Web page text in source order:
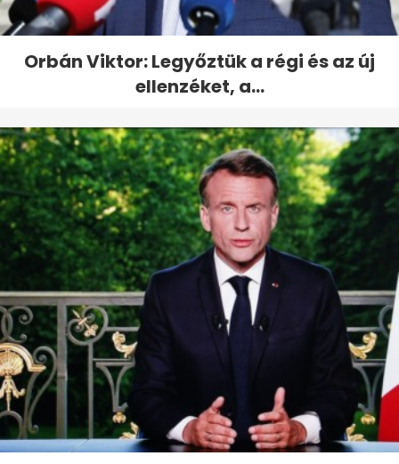
Orbán Viktor: Legyőztük a régi és az új
ellenzéket, a...